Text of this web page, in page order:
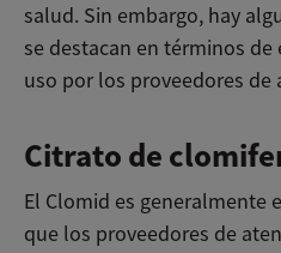
salud. Sin embargo, hay
se destacan en términos de
uso por los proveedores de
Citrato de
El Clomid es generalmente
que los proveedores de